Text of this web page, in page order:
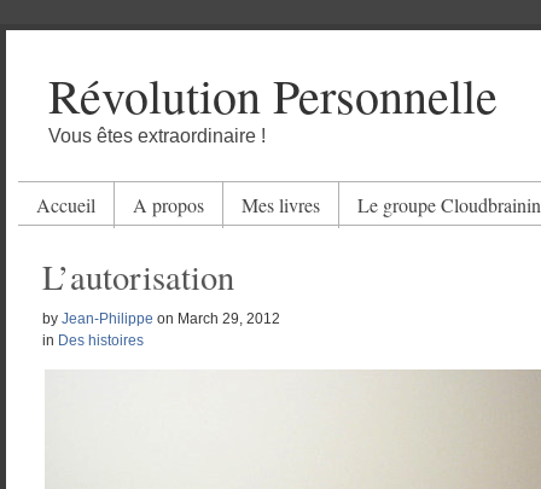
Révolution Personnelle
Vous êtes extraordinaire !
Accueil A propos Mes livres Le groupe
L’autorisation
by Jean-Philippe on March 29, 2012
in Des histoires